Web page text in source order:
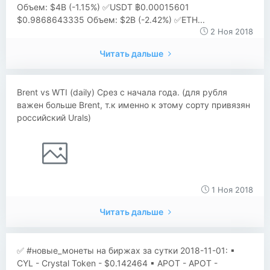
Объем: $4B (-1.15%) ✅USDT ฿0.00015601
$0.9868643335 Объем: $2B (-2.42%) ✅ETH...
2 Ноя 2018
Читать дальше
Brent vs WTI (daily) Cрез с начала года. (для рубля
важен больше Brent, т.к именно к этому сорту привязян
российский Urals)
1 Ноя 2018
Читать дальше
✅ #новые_монеты на биржах за сутки 2018-11-01: ▪
CYL - Crystal Token - $0.142464 ▪ APOT - APOT -